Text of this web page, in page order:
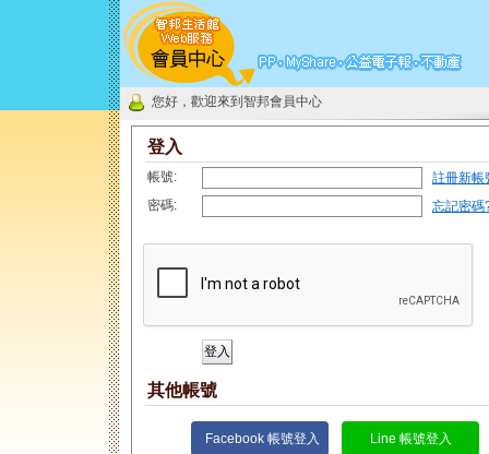
您好，歡迎來到智邦會員中心
登入
帳號:
註冊新帳
密碼:
忘記密碼
其他帳號
Facebook 帳號登入 Line 帳號登入